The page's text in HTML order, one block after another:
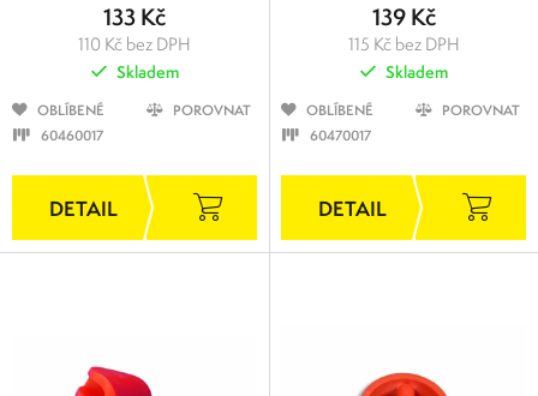
133 Kč
110 Kč bez DPH
Skladem
OBLÍBENÉ
POROVNAT
60460017
139 Kč
115 Kč bez DPH
Skladem
OBLÍBENÉ
POROVNAT
60470017